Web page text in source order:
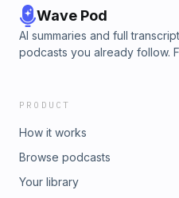
Wave Pod
AI summaries and full
podcasts you already follow.
PRODUCT
How it works
Browse podcasts
Your library